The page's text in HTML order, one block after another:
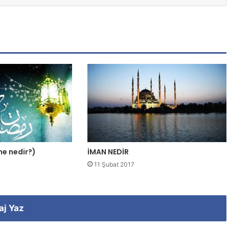
nedir?) İMAN NEDİR
11 Şubat 2017
Yaz